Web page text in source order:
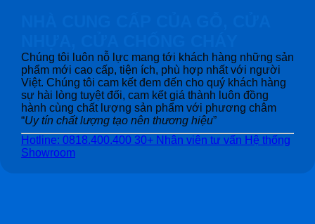
Chúng tôi luôn nỗ lực mang tới khách hàng những sản
phẩm mới cao cấp, tiện ích, phù hợp nhất với người
Việt. Chúng tôi cam kết đem đến cho quý khách hàng
sự hài lòng tuyệt đối, cam kết giá thành luôn đồng
hành cùng chất lượng sản phẩm với phương châm
“Uy tín chất lượng tạo nên thương hiệu”
Hotline: 0818.400.400 30+ Nhân viên tư vấn Hệ thống
Showroom